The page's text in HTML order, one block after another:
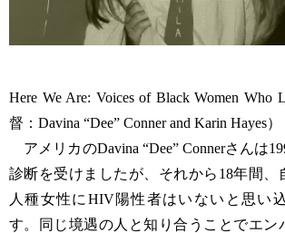
Here We Are: Voices of Black Women
督：Davina “Dee” Conner and Karin Hayes）
アメリカのDavina “Dee” Connerさんは
診断を受けましたが、それから18年間、
人種女性にHIV陽性者はいないと思い
す。同じ境遇の人と知り合うことでエン